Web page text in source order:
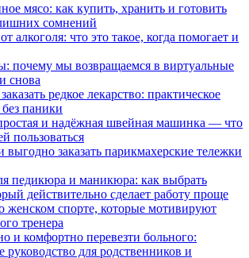
мясо: как купить, хранить и готовить
сомнений
алкоголя: что это такое, когда помогает и
почему мы возвращаемся в виртуальные
снова
редкое лекарство: практическое
паники
и надёжная швейная машинка — что
пользоваться
выгодно заказать парикмахерские тележки
педикюра и маникюра: как выбрать
действительно сделает работу проще
женском спорте, которые мотивируют
тренера
и комфортно перевезти больного:
руководство для родственников и